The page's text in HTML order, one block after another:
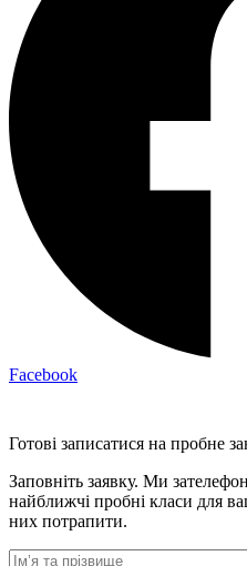
Facebook
Готові записатися на пробне
Заповніть заявку. Ми
найближчі пробні класи для
них потрапити.